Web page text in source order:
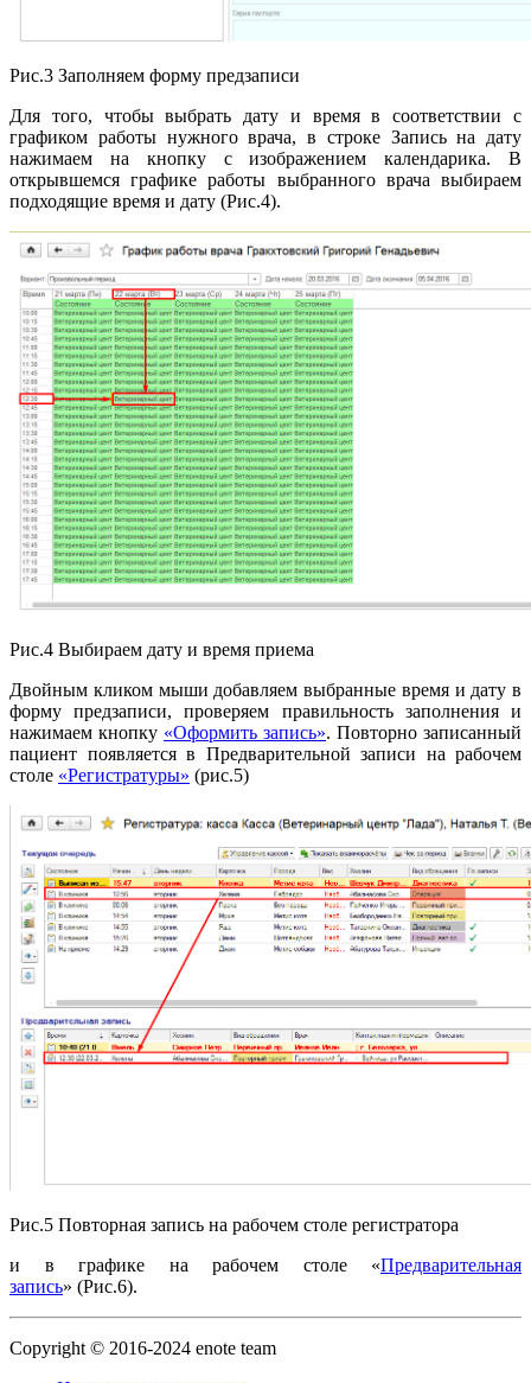
Рис.3 Заполняем форму предзаписи
Для того, чтобы выбрать дату и время в соответствии с
графиком работы нужного врача, в строке Запись на дату
нажимаем на кнопку с изображением календарика. В
открывшемся графике работы выбранного врача выбираем
подходящие время и дату (Рис.4).
Рис.4 Выбираем дату и время приема
Двойным кликом мыши добавляем выбранные время и дату в
форму предзаписи, проверяем правильность заполнения и
нажимаем кнопку «Оформить запись». Повторно записанный
пациент появляется в Предварительной записи на рабочем
столе «Регистратуры» (рис.5)
Рис.5 Повторная запись на рабочем столе регистратора
и в графике на рабочем столе «Предварительная
запись» (Рис.6).
Copyright © 2016-2024 enote team